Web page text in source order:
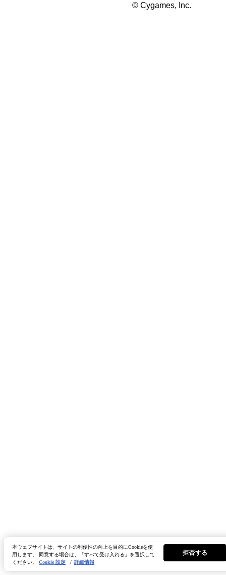
© Cygames, Inc.
本ウェブサイトは、サイトの利便性の向上を目的にCookieを使
用します。 同意する場合は、「すべて受け入れる」を選択して
ください。 Cookie 設定 / 詳細情報
拒否する